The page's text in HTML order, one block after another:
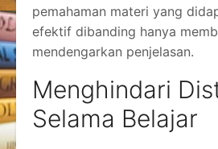
pemahaman materi yang
efektif dibanding hanya
mendengarkan penjelasan.
Menghindari
Selama Belajar